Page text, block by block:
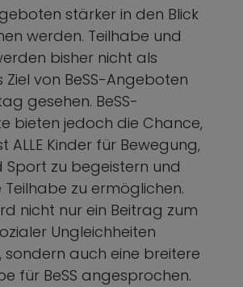
stärker in den Blick
werden. Teilhabe und
bisher nicht als
von BeSS-Angeboten
gesehen. BeSS-
bieten jedoch die Chance,
ALLE Kinder für Bewegung,
Sport zu begeistern und
Teilhabe zu ermöglichen.
nicht nur ein Beitrag zum
Ungleichheiten
sondern auch eine breitere
für BeSS angesprochen.